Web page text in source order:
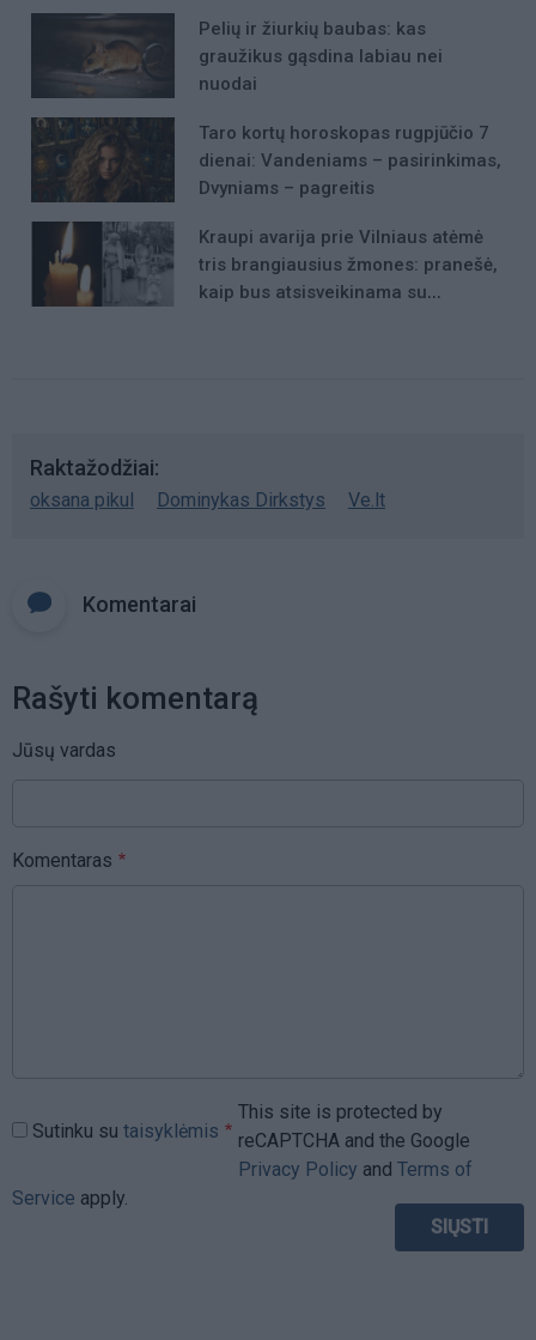
Pelių ir žiurkių baubas: kas
graužikus gąsdina labiau nei
nuodai
Taro kortų horoskopas rugpjūčio 7
dienai: Vandeniams – pasirinkimas,
Dvyniams – pagreitis
Kraupi avarija prie Vilniaus atėmė
tris brangiausius žmones: pranešė,
kaip bus atsisveikinama su
Raktažodžiai
oksana pikul Dominykas Dirkstys Ve.lt
Komentarai
Rašyti komentarą
Jūsų vardas
Komentaras
Sutinku su taisyklėmis
This site is protected by
reCAPTCHA and the Google
Privacy Policy and Terms of
Service apply.